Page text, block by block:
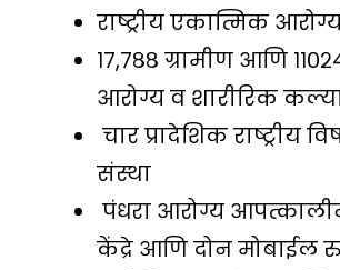
राष्ट्रीय एकात्मिक
१७,७८८ ग्रामीण आणि
आरोग्य व शारीरिक
चार प्रादेशिक राष्ट्रीय
संस्था
पंधरा आरोग्य
केंद्रे आणि दोन मोबाईल